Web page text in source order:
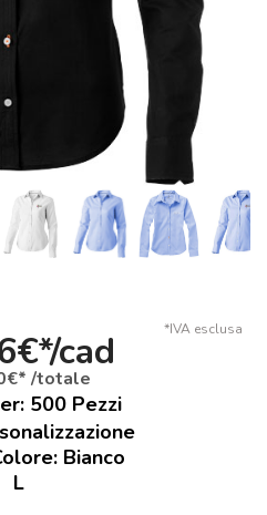
*IVA esclusa
cad
/totale
500 Pezzi
Bianco
L